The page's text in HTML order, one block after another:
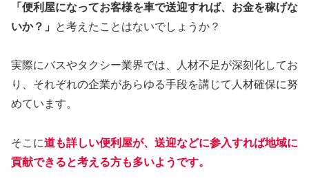
「便利屋になってお客様を車で送迎すれば、お金を稼げな
いか？」
と考えたことはないでしょうか？
実際にバスやタクシー業界では、人材不足が深刻化してお
り、それぞれの企業があらゆる手段を講じて人材確保に努
めています。
そこに道も詳しい便利屋が、送迎などに参入すれば地域に
貢献できると考える方も多いようです。